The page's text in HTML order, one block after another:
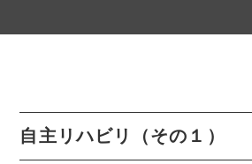
自主リハビリ（その１）